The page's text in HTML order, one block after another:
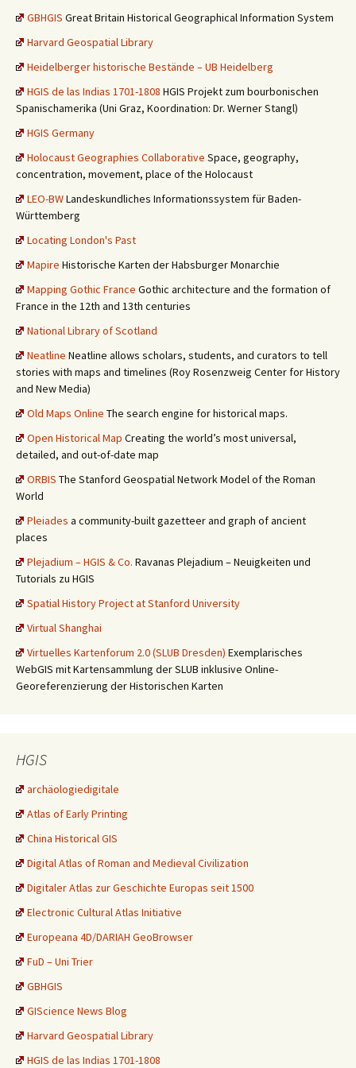
GBHGIS Great Britain Historical Geographical Information System
Harvard Geospatial Library
Heidelberger historische Bestände – UB Heidelberg
HGIS de las Indias 1701-1808 HGIS Projekt zum bourbonischen
Spanischamerika (Uni Graz, Koordination: Dr. Werner Stangl)
HGIS Germany
Holocaust Geographies Collaborative Space, geography,
concentration, movement, place of the Holocaust
LEO-BWLandeskundliches Informationssystem für Baden-
Württemberg
Locating London's Past
Mapire Historische Karten der Habsburger Monarchie
Mapping Gothic France Gothic architecture and the formation of
France in the 12th and 13th centuries
National Library of Scotland
Neatline Neatline allows scholars, students, and curators to tell
stories with maps and timelines (Roy Rosenzweig Center for History
and New Media)
Old Maps Online The search engine for historical maps.
Open Historical Map Creating the world’s most universal,
detailed, and out-of-date map
ORBIS The Stanford Geospatial Network Model of the Roman
World
Pleiades a community-built gazetteer and graph of ancient
places
Plejadium – HGIS & Co. Ravanas Plejadium – Neuigkeiten und
Tutorials zu HGIS
Spatial History Project at Stanford University
Virtual Shanghai
Virtuelles Kartenforum 2.0 (SLUB Dresden) Exemplarisches
WebGIS mit Kartensammlung der SLUB inklusive Online-
Georeferenzierung der Historischen Karten
HGIS
archäologiedigitale
Atlas of Early Printing
China Historical GIS
Digital Atlas of Roman and Medieval Civilization
Digitaler Atlas zur Geschichte Europas seit 1500
Electronic Cultural Atlas Initiative
Europeana 4D/DARIAH GeoBrowser
FuD – Uni Trier
GBHGIS
GIScience News Blog
Harvard Geospatial Library
HGIS de las Indias 1701-1808